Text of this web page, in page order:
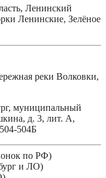
Ленинский
Ленинские, Зелёное
реки Волковки,
муниципальный
д. 3, лит. А,
504Б
по РФ)
и ЛО)